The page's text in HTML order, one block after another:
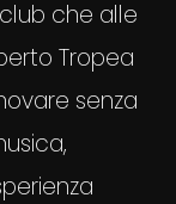
che alle
Tropea
senza